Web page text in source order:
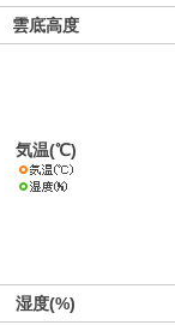
雲底高度
気温(℃)
湿度(%)